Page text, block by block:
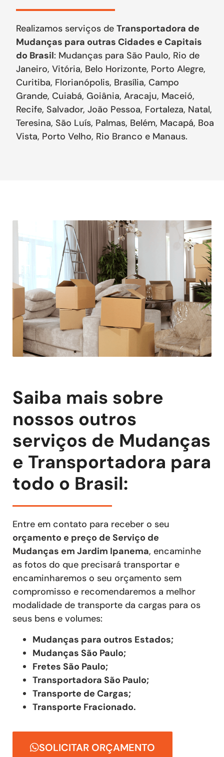
Realizamos serviços de Transportadora de
Mudanças para outras Cidades e Capitais
do Brasil: Mudanças para São Paulo, Rio de
Janeiro, Vitória, Belo Horizonte, Porto Alegre,
Curitiba, Florianópolis, Brasília, Campo
Grande, Cuiabá, Goiânia, Aracaju, Maceió,
Recife, Salvador, João Pessoa, Fortaleza, Natal,
Teresina, São Luís, Palmas, Belém, Macapá, Boa
Vista, Porto Velho, Rio Branco e Manaus.
Saiba mais sobre
nossos outros
serviços de Mudanças
e Transportadora para
todo o Brasil:
Entre em contato para receber o seu
orçamento e preço de Serviço de
Mudanças em Jardim Ipanema, encaminhe
as fotos do que precisará transportar e
encaminharemos o seu orçamento sem
compromisso e recomendaremos a melhor
modalidade de transporte da cargas para os
seus bens e volumes:
Mudanças para outros Estados;
Mudanças São Paulo;
Fretes São Paulo;
Transportadora São Paulo;
Transporte de Cargas;
Transporte Fracionado.
SOLICITAR ORÇAMENTO